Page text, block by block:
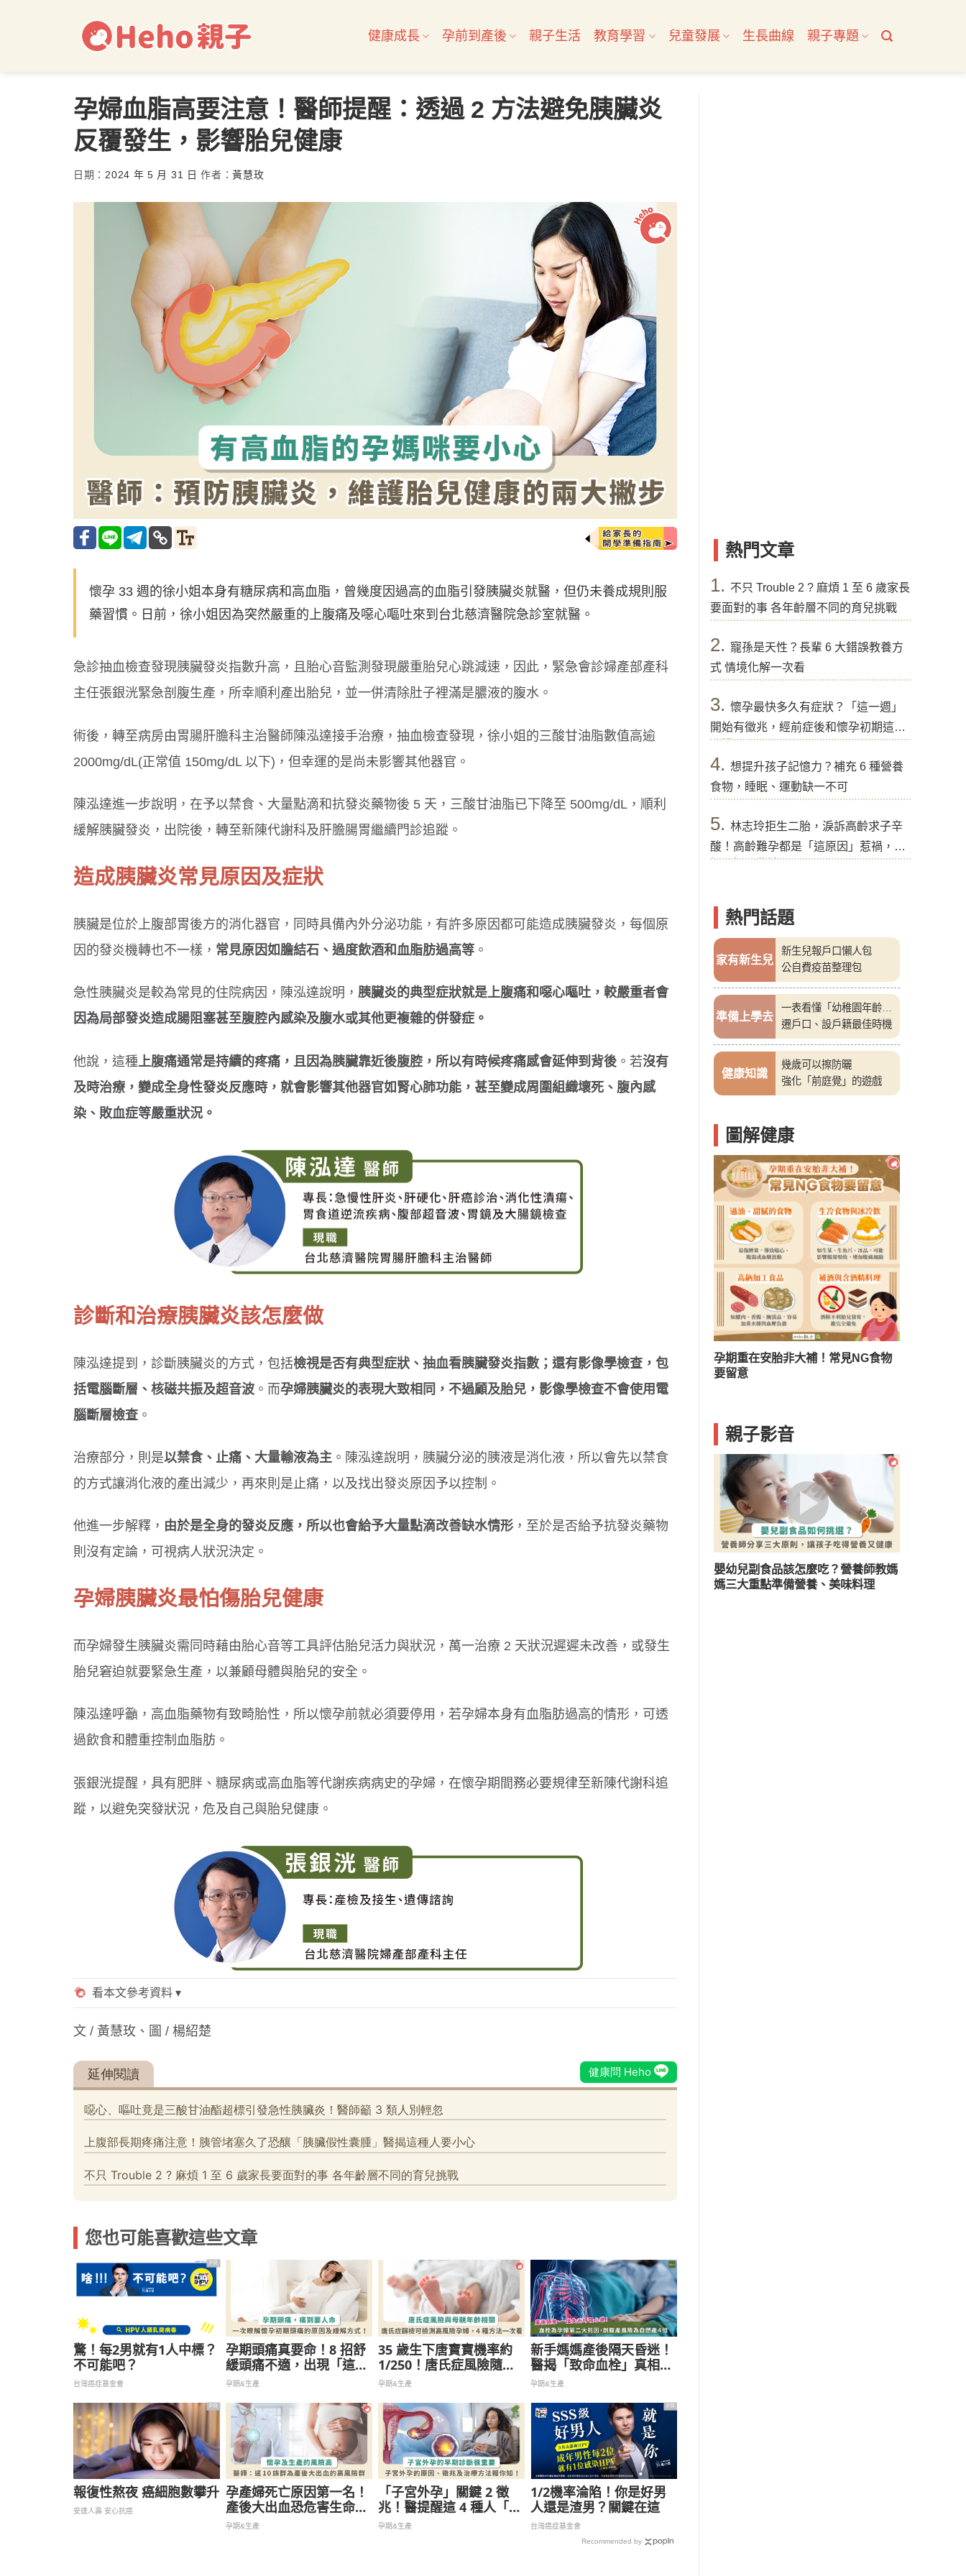
健康成長 孕前到產後 親子生活 教育學習 兒童發展 生長曲線 親子專題
孕婦血脂高要注意！醫師提醒：透過 2 方法避免胰臟炎
反覆發生，影響胎兒健康
日期： 2024 年 5 月 31 日 作者：黃慧玫
懷孕 33 週的徐小姐本身有糖尿病和高血脂，曾幾度因過高的血脂引發胰臟炎就醫，但仍未養成規則服
藥習慣。日前，徐小姐因為突然嚴重的上腹痛及噁心嘔吐來到台北慈濟醫院急診室就醫。
急診抽血檢查發現胰臟發炎指數升高，且胎心音監測發現嚴重胎兒心跳減速，因此，緊急會診婦產部產科
主任張銀洸緊急剖腹生產，所幸順利產出胎兒，並一併清除肚子裡滿是膿液的腹水。
術後，轉至病房由胃腸肝膽科主治醫師陳泓達接手治療，抽血檢查發現，徐小姐的三酸甘油脂數值高逾
2000mg/dL(正常值 150mg/dL 以下)，但幸運的是尚未影響其他器官。
陳泓達進一步說明，在予以禁食、大量點滴和抗發炎藥物後 5 天，三酸甘油脂已下降至 500mg/dL，順利
緩解胰臟發炎，出院後，轉至新陳代謝科及肝膽腸胃繼續門診追蹤。
造成胰臟炎常見原因及症狀
胰臟是位於上腹部胃後方的消化器官，同時具備內外分泌功能，有許多原因都可能造成胰臟發炎，每個原
因的發炎機轉也不一樣， 常見原因如膽結石、過度飲酒和血脂肪過高等 。
急性胰臟炎是較為常見的住院病因，陳泓達說明， 胰臟炎的典型症狀就是上腹痛和噁心嘔吐，較嚴重者會
因為局部發炎造成腸阻塞甚至腹腔內感染及腹水或其他更複雜的併發症。
他說，這種 上腹痛通常是持續的疼痛，且因為胰臟靠近後腹腔，所以有時候疼痛感會延伸到背後 。若沒有
及時治療，變成全身性發炎反應時，就會影響其他器官如腎心肺功能，甚至變成周圍組織壞死、腹內感
染、敗血症等嚴重狀況。
診斷和治療胰臟炎該怎麼做
陳泓達提到，診斷胰臟炎的方式，包括檢視是否有典型症狀、抽血看胰臟發炎指數；還有影像學檢查，包
括電腦斷層、核磁共振及超音波 。而孕婦胰臟炎的表現大致相同，不過顧及胎兒，影像學檢查不會使用電
腦斷層檢查 。
治療部分，則是以禁食、止痛、大量輸液為主 。陳泓達說明，胰臟分泌的胰液是消化液，所以會先以禁食
的方式讓消化液的產出減少，再來則是止痛，以及找出發炎原因予以控制。
他進一步解釋， 由於是全身的發炎反應，所以也會給予大量點滴改善缺水情形 ，至於是否給予抗發炎藥物
則沒有定論，可視病人狀況決定。
孕婦胰臟炎最怕傷胎兒健康
而孕婦發生胰臟炎需同時藉由胎心音等工具評估胎兒活力與狀況，萬一治療 2 天狀況遲遲未改善，或發生
胎兒窘迫就要緊急生產，以兼顧母體與胎兒的安全。
陳泓達呼籲，高血脂藥物有致畸胎性，所以懷孕前就必須要停用，若孕婦本身有血脂肪過高的情形，可透
過飲食和體重控制血脂肪。
張銀洸提醒，具有肥胖、糖尿病或高血脂等代謝疾病病史的孕婦，在懷孕期間務必要規律至新陳代謝科追
蹤，以避免突發狀況，危及自己與胎兒健康。
文 / 黃慧玫、圖 / 楊紹楚
您也可能喜歡這些文章
PR
驚！每2男就有1人中標？
不可能吧？
台灣癌症基金會
孕期頭痛真要命！8 招舒
緩頭痛不適，出現「這
些」症狀立即就醫
孕期&生產
35 歲生下唐寶寶機率約
1/250！唐氏症風險隨孕
婦年齡增加而上升 4 種篩
孕期&生產
新手媽媽產後隔天昏迷！
醫揭「致命血栓」真相：
剖腹產風險高 4 倍
孕期&生產
PR
報復性熬夜 癌細胞數攀升
安達人壽 安心抗癌
孕產婦死亡原因第一名！
產後大出血恐危害生命、
變植物人，這 10 類人風
孕期&生產
「子宮外孕」關鍵 2 徵
兆！醫提醒這 4 種人「外
孕機率」較一般人高
孕期&生產
PR
1/2機率淪陷！你是好男
人還是渣男？關鍵在這
台灣癌症基金會
Recommended by
熱門文章
1. 不只 Trouble 2 ? 麻煩 1 至 6 歲家長
要面對的事 各年齡層不同的育兒挑戰
2. 寵孫是天性？長輩 6 大錯誤教養方
式 情境化解一次看
3. 懷孕最快多久有症狀？「這一週」
開始有徵兆，經前症後和懷孕初期這樣
分辨
4. 想提升孩子記憶力？補充 6 種營養
食物，睡眠、運動缺一不可
5. 林志玲拒生二胎，淚訴高齡求子辛
酸！高齡難孕都是「這原因」惹禍，醫
提醒好孕秘訣
熱門話題
家有新生兒
新生兒報戶口懶人包
公自費疫苗整理包
準備上學去
一表看懂「幼稚園年齡
表」
遷戶口、設戶籍最佳時機
健康知識
幾歲可以擦防曬
強化「前庭覺」的遊戲
圖解健康
孕期重在安胎非大補！常見NG食物
要留意
西好危險！３情況要當心 選對牙膏防蛀牙！兒童潔牙３原則 腸病毒傳染力強！４招保護孩童
孩子每天刷牙還是口臭？兒童口臭５
原因
親子影音
嬰幼兒副食品該怎麼吃？營養師教媽
媽三大重點準備營養、美味料理